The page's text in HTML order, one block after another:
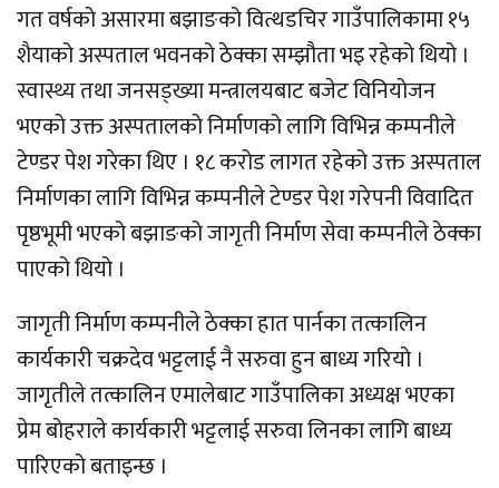
गत वर्षको असारमा बझाङको वित्थडचिर गाउँपालिकामा १५
शैयाको अस्पताल भवनको ठेक्का सम्झौता भइ रहेको थियो ।
स्वास्थ्य तथा जनसड्ख्या मन्त्रालयबाट बजेट विनियोजन
भएको उक्त अस्पतालको निर्माणको लागि विभिन्न कम्पनीले
टेण्डर पेश गरेका थिए । १८ करोड लागत रहेको उक्त अस्पताल
निर्माणका लागि विभिन्न कम्पनीले टेण्डर पेश गरेपनी विवादित
पृष्ठभूमी भएको बझाङको जागृती निर्माण सेवा कम्पनीले ठेक्का
पाएको थियो ।
जागृती निर्माण कम्पनीले ठेक्का हात पार्नका तत्कालिन
कार्यकारी चक्रदेव भट्टलाई नै सरुवा हुन बाध्य गरियो ।
जागृतीले तत्कालिन एमालेबाट गाउँपालिका अध्यक्ष भएका
प्रेम बोहराले कार्यकारी भट्टलाई सरुवा लिनका लागि बाध्य
पारिएको बताइन्छ ।